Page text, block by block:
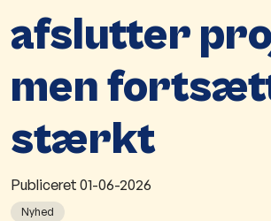
afslutter
men
stærkt
Publiceret 01-06-2026
Nyhed